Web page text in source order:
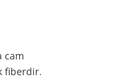
cam
fiberdir.